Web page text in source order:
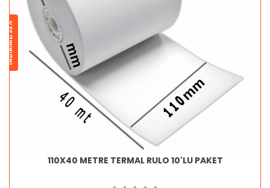
İNDİRİMLİ 33%
110X40 METRE TERMAL RULO 10'LU PAKET